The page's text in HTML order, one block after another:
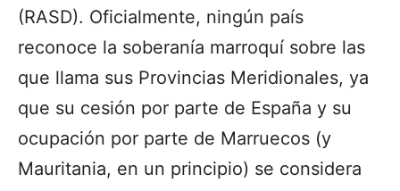
(RASD). Oficialmente, ningún país
reconoce la soberanía marroquí sobre las
que llama sus Provincias Meridionales, ya
que su cesión por parte de España y su
ocupación por parte de Marruecos (y
Mauritania, en un principio) se considera